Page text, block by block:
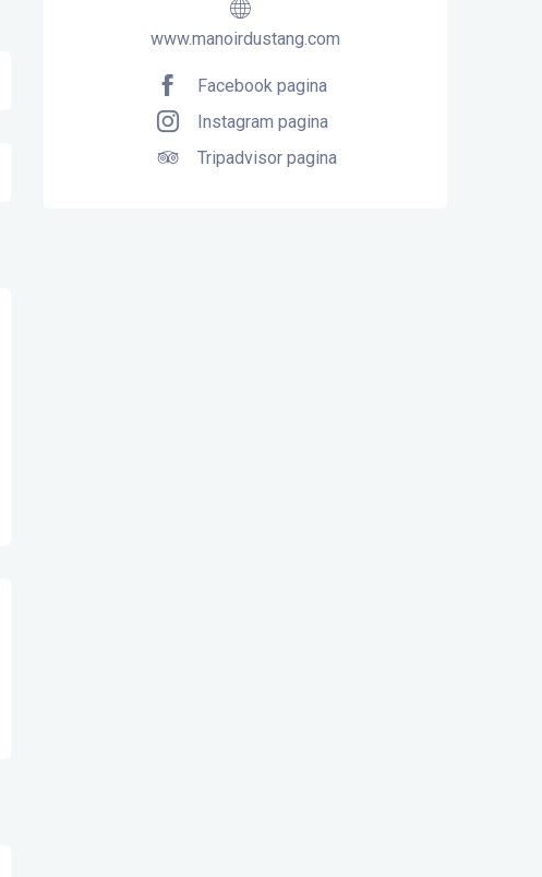
www.manoirdustang.com
Facebook pagina
Instagram pagina
Tripadvisor pagina